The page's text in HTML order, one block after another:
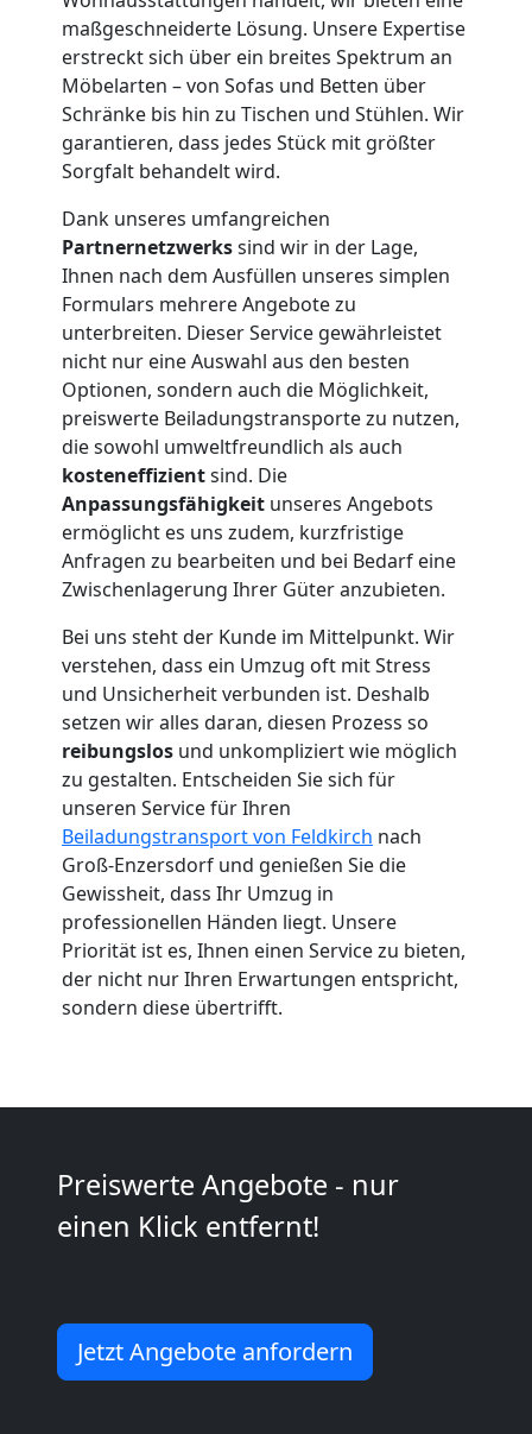
maßgeschneiderte Lösung. Unsere Expertise
erstreckt sich über ein breites Spektrum an
Möbelarten – von Sofas und Betten über
Schränke bis hin zu Tischen und Stühlen. Wir
garantieren, dass jedes Stück mit größter
Sorgfalt behandelt wird.
Dank unseres umfangreichen
Partnernetzwerkssind wir in der Lage,
Ihnen nach dem Ausfüllen unseres simplen
Formulars mehrere Angebote zu
unterbreiten. Dieser Service gewährleistet
nicht nur eine Auswahl aus den besten
Optionen, sondern auch die Möglichkeit,
preiswerte Beiladungstransporte zu nutzen,
die sowohl umweltfreundlich als auch
kosteneffizientsind. Die
Anpassungsfähigkeit unseres Angebots
ermöglicht es uns zudem, kurzfristige
Anfragen zu bearbeiten und bei Bedarf eine
Zwischenlagerung Ihrer Güter anzubieten.
Bei uns steht der Kunde im Mittelpunkt. Wir
verstehen, dass ein Umzug oft mit Stress
und Unsicherheit verbunden ist. Deshalb
setzen wir alles daran, diesen Prozess so
reibungslos und unkompliziert wie möglich
zu gestalten. Entscheiden Sie sich für
unseren Service für Ihren
Beiladungstransport von Feldkirch nach
Groß-Enzersdorf und genießen Sie die
Gewissheit, dass Ihr Umzug in
professionellen Händen liegt. Unsere
Priorität ist es, Ihnen einen Service zu bieten,
der nicht nur Ihren Erwartungen entspricht,
sondern diese übertrifft.
Preiswerte Angebote - nur
einen Klick entfernt!
Jetzt Angebote anfordern
Möbelmontage
Feldkirch
Möbeltransport
Feldkirch
Beiladung
Feldkirch
Mini
Umzug
Feldkirch
Umzug
Mann
LKW
Feldkirch
Feldkirch